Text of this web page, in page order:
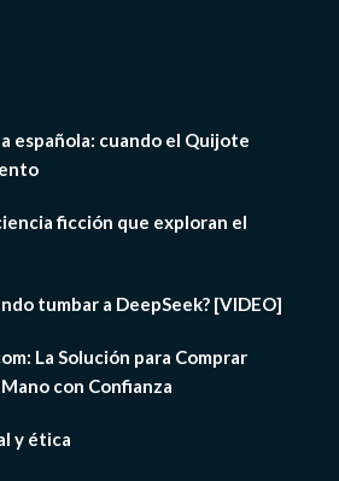
española: cuando el Quijote
ficción que exploran el
tumbar a DeepSeek? [VIDEO]
La Solución para Comprar
con Confianza
y ética